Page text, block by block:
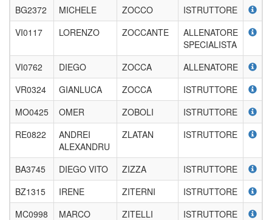
BG2372
MICHELE ZOCCO
ISTRUTTORE
VI0117
LORENZO ZOCCANTE
ALLENATORE
SPECIALISTA
VI0762
DIEGO ZOCCA
ALLENATORE
VR0324
GIANLUCA ZOCCA
ISTRUTTORE
MO0425
OMER ZOBOLI
ISTRUTTORE
RE0822
ANDREI
ALEXANDRU
ZLATAN ISTRUTTORE
BA3745 DIEGO VITO ZIZZA
ISTRUTTORE
BZ1315
IRENE ZITERNI
ISTRUTTORE
MC0998
MARCO ZITELLI ISTRUTTORE